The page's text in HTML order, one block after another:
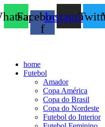
Facebook-
f
Instagram
home
Futebol
Amador
Copa América
Copa do Brasil
Copa do Nordeste
Futebol do Interior